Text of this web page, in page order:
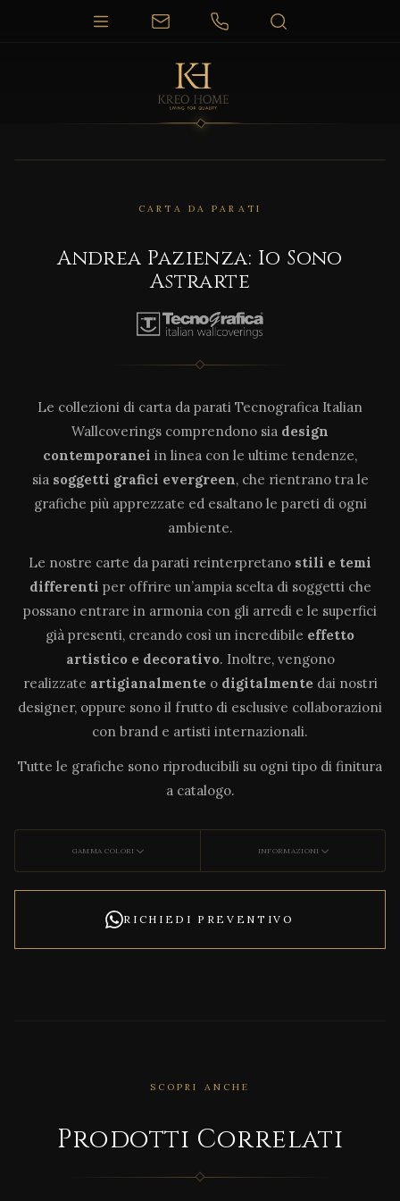
CARTA DA PARATI
Andrea Pazienza: Io Sono
Astrarte
Le collezioni di carta da parati Tecnografica Italian
Wallcoverings comprendono sia design
contemporanei in linea con le ultime tendenze,
sia soggetti grafici evergreen, che rientrano tra le
grafiche più apprezzate ed esaltano le pareti di ogni
ambiente.
Le nostre carte da parati reinterpretano stili e temi
differenti per offrire un’ampia scelta di soggetti che
possano entrare in armonia con gli arredi e le superfici
già presenti, creando così un incredibile effetto
artistico e decorativo. Inoltre, vengono
realizzate artigianalmenteo digitalmentedai nostri
designer, oppure sono il frutto di esclusive collaborazioni
con brand e artisti internazionali.
Tutte le grafiche sono riproducibili su ogni tipo di finitura
a catalogo.
GAMMA COLORI INFORMAZIONI
RICHIEDI PREVENTIVO
SCOPRI ANCHE
Prodotti Correlati
CORRELATO